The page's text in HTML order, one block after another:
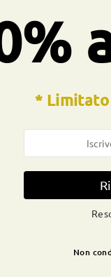
di
dettagli
*
Non